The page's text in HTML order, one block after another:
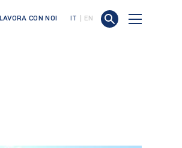
LAVORA CON NOI IT EN